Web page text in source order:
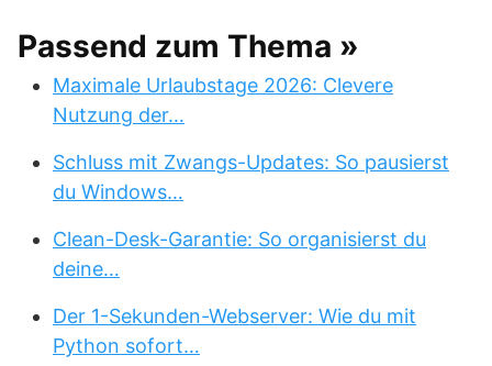
Passend zum Thema »
Maximale Urlaubstage 2026: Clevere
Nutzung der…
Schluss mit Zwangs-Updates: So pausierst
du Windows…
Clean-Desk-Garantie: So organisierst du
deine…
Der 1-Sekunden-Webserver: Wie du mit
Python sofort…